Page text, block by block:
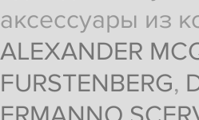
аксессуары из
ALEXANDER
FURSTENBERG,